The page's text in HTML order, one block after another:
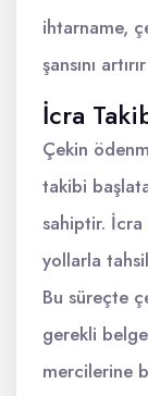
ihtarname,
şansını
İcra
Çekin
takibi
sahiptir. İcra
yollarla
Bu süreçte
gerekli
mercilerine